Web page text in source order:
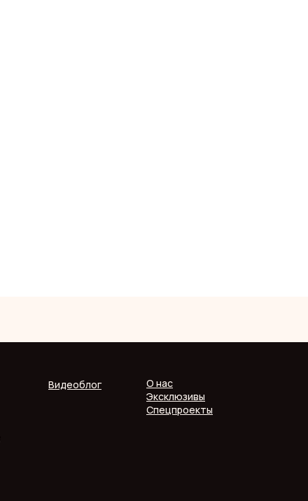
Видеоблог
О нас
Эксклюзивы
Спецпроекты